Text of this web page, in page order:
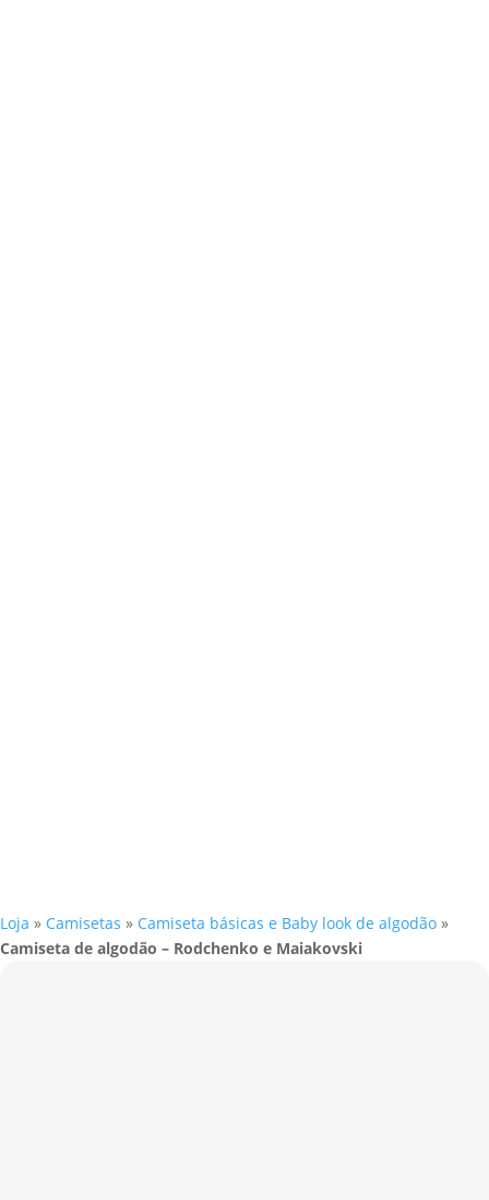
Loja » Camisetas » Camiseta básicas e Baby look de algodão »
Camiseta de algodão – Rodchenko e Maiakovski